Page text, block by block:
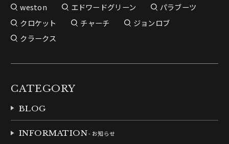
weston
エドワードグリーン
パラブーツ
クロケット
チャーチ
ジョンロブ
クラークス
CATEGORY
BLOG
INFORMATION- お知らせ